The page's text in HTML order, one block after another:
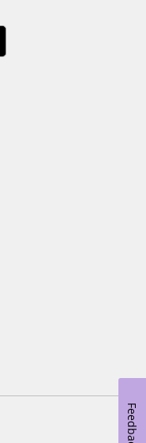
Feedback